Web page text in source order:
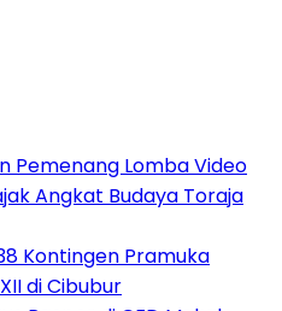
Pemenang Lomba Video
Angkat Budaya Toraja
Kontingen Pramuka
di Cibubur